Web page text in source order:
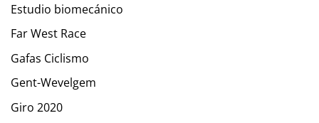
Estudio biomecánico
Far West Race
Gafas Ciclismo
Gent-Wevelgem
Giro 2020